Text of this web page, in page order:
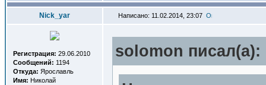
Nick_yar Написано: 11.02.2014, 23:07
Регистрация: 29.06.2010
Сообщений: 1194
Откуда: Ярославль
Имя: Николай
solomon писал(a):